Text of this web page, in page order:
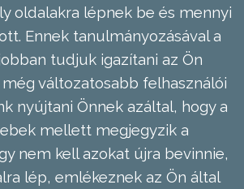
oldalakra lépnek be és mennyi
Ennek tanulmányozásával a
tudjuk igazítani az Ön
változatosabb felhasználói
nyújtani Önnek azáltal, hogy a
mellett megjegyzik a
nem kell azokat újra bevinnie,
lép, emlékeznek az Ön által